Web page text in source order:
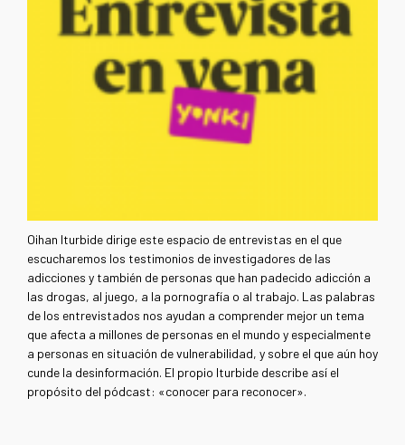
Oihan Iturbide dirige este espacio de entrevistas en el que
escucharemos los testimonios de investigadores de las
adicciones y también de personas que han padecido adicción a
las drogas, al juego, a la pornografía o al trabajo. Las palabras
de los entrevistados nos ayudan a comprender mejor un tema
que afecta a millones de personas en el mundo y especialmente
a personas en situación de vulnerabilidad, y sobre el que aún hoy
cunde la desinformación. El propio Iturbide describe así el
propósito del pódcast: «conocer para reconocer».